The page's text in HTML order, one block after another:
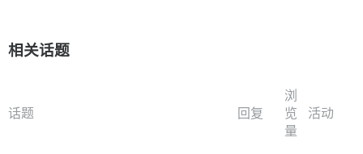
相关话题
话题 回复
浏
览
量
活动